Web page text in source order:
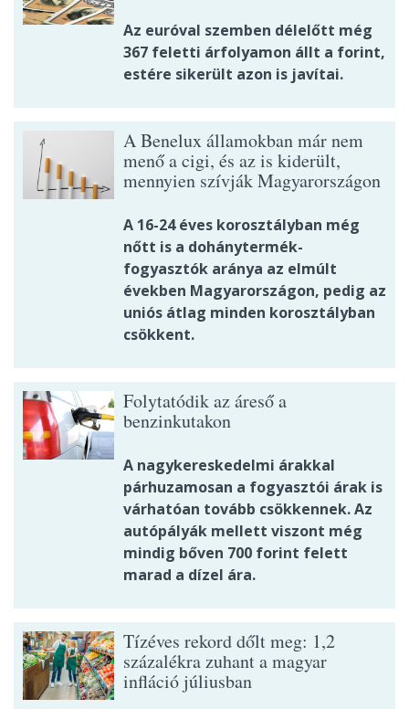
Az euróval szemben délelőtt még
367 feletti árfolyamon állt a forint,
estére sikerült azon is javítai.
A Benelux államokban már nem
menő a cigi, és az is kiderült,
mennyien szívják Magyarországon
A 16-24 éves korosztályban még
nőtt is a dohánytermék-
fogyasztók aránya az elmúlt
években Magyarországon, pedig az
uniós átlag minden korosztályban
csökkent.
Folytatódik az áreső a
benzinkutakon
A nagykereskedelmi árakkal
párhuzamosan a fogyasztói árak is
várhatóan tovább csökkennek. Az
autópályák mellett viszont még
mindig bőven 700 forint felett
marad a dízel ára.
Tízéves rekord dőlt meg: 1,2
százalékra zuhant a magyar
infláció júliusban